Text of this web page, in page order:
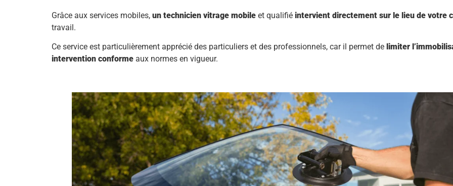
Grâce aux services mobiles, un technicien vitrage mobile et qualifié intervient directement sur le lieu de votre
travail.
Ce service est particulièrement apprécié des particuliers et des professionnels, car il permet de limiter
intervention conforme aux normes en vigueur.